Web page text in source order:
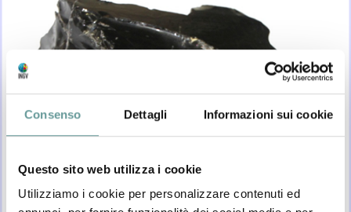
Consenso Dettagli Informazioni sui cookie
Questo sito web utilizza i cookie
Utilizziamo i cookie per personalizzare contenuti ed